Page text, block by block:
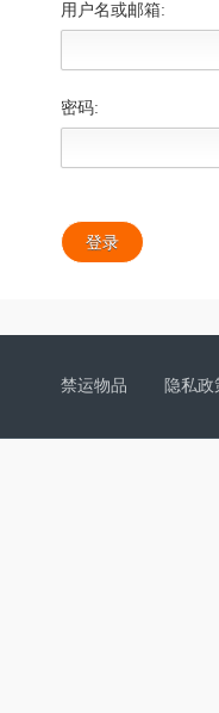
用户名或邮箱:
密码:
登录
禁运物品 隐私政